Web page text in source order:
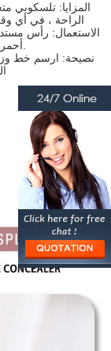
المزايا: تلسكوبي
الراحة ، في أي
الاستعمال: رأس
نصيحة: ارسم خط